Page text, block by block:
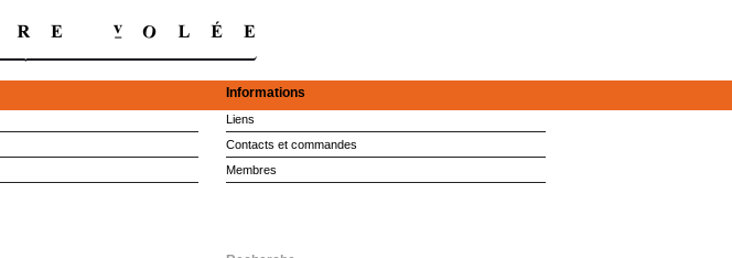
Informations
Liens
Contacts et commandes
Membres